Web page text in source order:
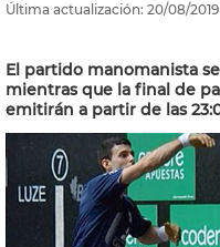
Última actualización: 20/08/2019
El partido manomanista
mientras que la final de
emitirán a partir de las